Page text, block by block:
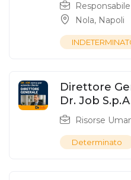
Nola, Napoli
Direttore
Dr. Job
Risorse
Determinato